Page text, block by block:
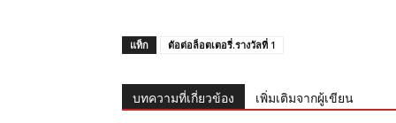
แท็ก ตัอต่อล็อตเตอรี่.รางวัลที่ 1
บทความที่เกี่ยวข้อง เพิ่มเติมจากผู้เขียน